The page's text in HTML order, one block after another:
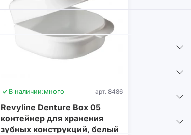
В наличии:много арт. 8486
Revyline Denture Box 05
контейнер для хранения
зубных конструкций, белый